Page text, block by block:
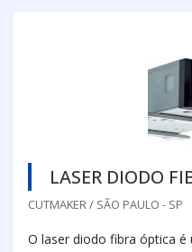
LASER DIODO
CUTMAKER / SÃO PAULO - SP
O laser diodo fibra óptica